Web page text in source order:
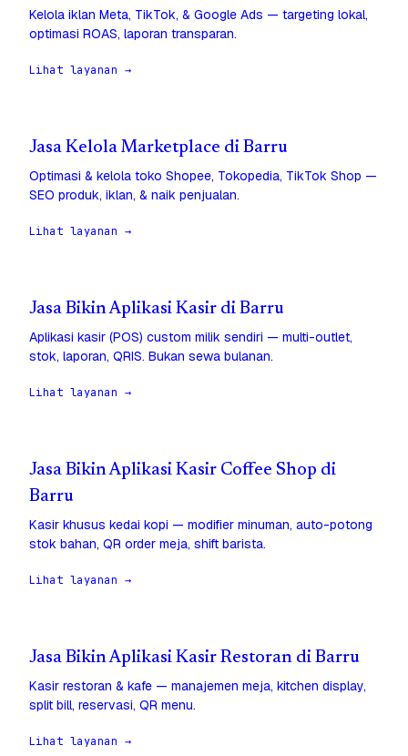
Kelola iklan Meta, TikTok, & Google Ads — targeting lokal,
optimasi ROAS, laporan transparan.
Lihat layanan →
Jasa Kelola Marketplace di Barru
Optimasi & kelola toko Shopee, Tokopedia, TikTok Shop —
SEO produk, iklan, & naik penjualan.
Lihat layanan →
Jasa Bikin Aplikasi Kasir di Barru
Aplikasi kasir (POS) custom milik sendiri — multi-outlet,
stok, laporan, QRIS. Bukan sewa bulanan.
Lihat layanan →
Jasa Bikin Aplikasi Kasir Coffee Shop di
Barru
Kasir khusus kedai kopi — modifier minuman, auto-potong
stok bahan, QR order meja, shift barista.
Lihat layanan →
Jasa Bikin Aplikasi Kasir Restoran di Barru
Kasir restoran & kafe — manajemen meja, kitchen display,
split bill, reservasi, QR menu.
Lihat layanan →